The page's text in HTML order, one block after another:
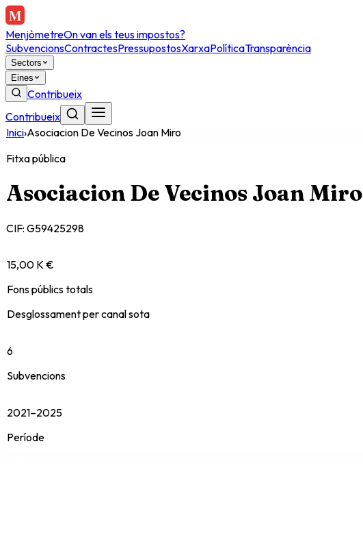
MenjòmetreOn van els teus impostos?
SubvencionsContractesPressupostosXarxaPolíticaTransparència
Sectors
Eines
Contribueix
Contribueix
Inici›Asociacion De Vecinos Joan Miro
Fitxa pública
Asociacion De Vecinos Joan Miro
CIF: G59425298
15,00 K €
Fons públics totals
Desglossament per canal sota
6
Subvencions
2021–2025
Període